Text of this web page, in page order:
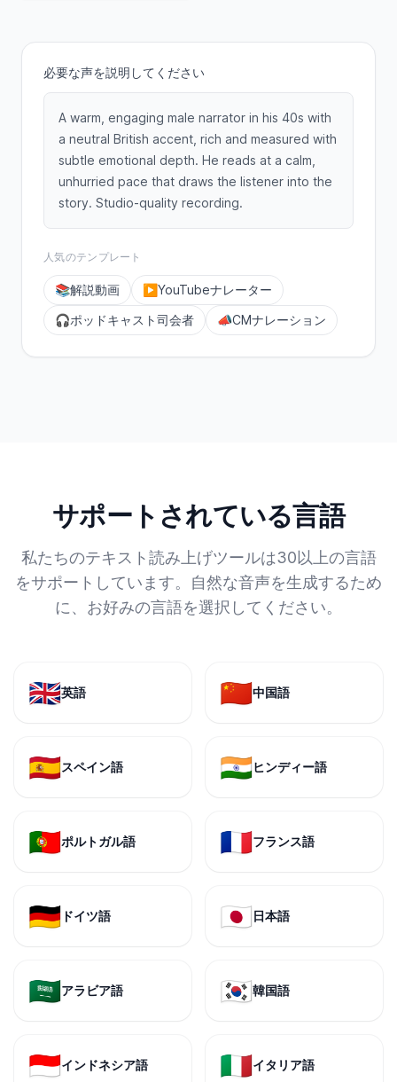
必要な声を説明してください
A warm, engaging male narrator in his 40s with
a neutral British accent, rich and measured with
subtle emotional depth. He reads at a calm,
unhurried pace that draws the listener into the
story. Studio-quality recording.
人気のテンプレート
📚解説動画 ▶️ YouTubeナレーター
🎧ポッドキャスト司会者 📣CMナレーション
サポートされている言語
私たちのテキスト読み上げツールは30以上の言語
をサポートしています。自然な音声を生成するため
に、お好みの言語を選択してください。
🇬🇧英語 🇨🇳中国語
🇪🇸スペイン語 🇮🇳ヒンディー語
🇵🇹ポルトガル語 🇫🇷フランス語
🇩🇪 ドイツ語 🇯🇵日本語
🇸🇦アラビア語 🇰🇷韓国語
🇮🇩インドネシア語 🇮🇹イタリア語